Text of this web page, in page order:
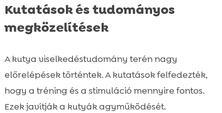
Kutatások és tudományos
megközelítések
A kutya viselkedéstudomány terén nagy
előrelépések történtek. A kutatások felfedezték,
hogy a tréning és a stimuláció mennyire fontos.
Ezek javítják a kutyák agyműködését.